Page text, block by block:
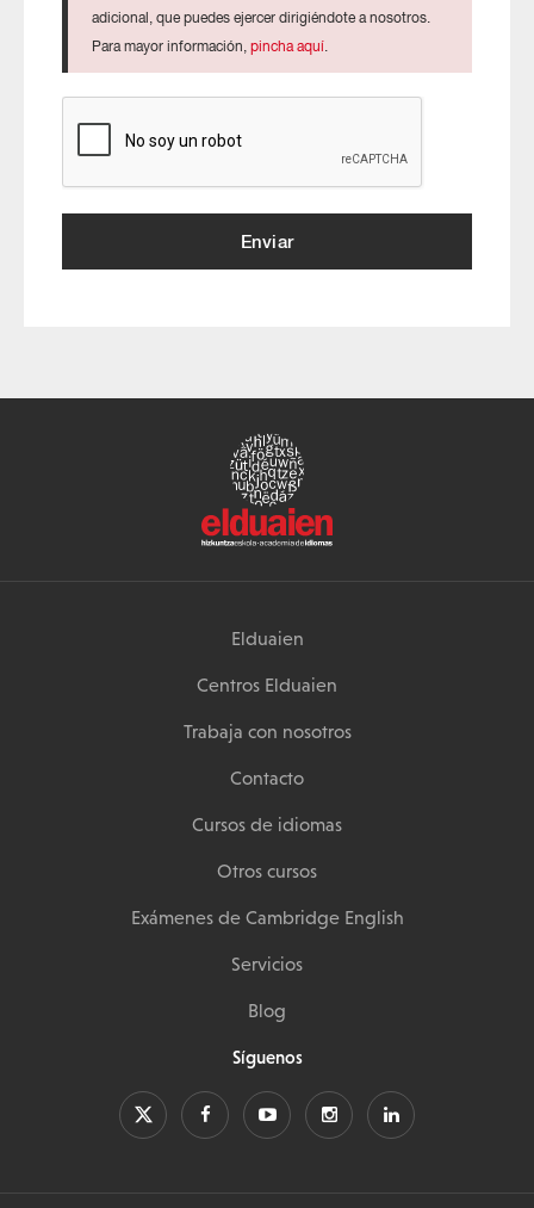
adicional, que puedes ejercer dirigiéndote a nosotros.
Para mayor información, pincha aquí.
Enviar
Elduaien
Centros Elduaien
Trabaja con nosotros
Contacto
Cursos de idiomas
Otros cursos
Exámenes de Cambridge English
Servicios
Blog
Síguenos